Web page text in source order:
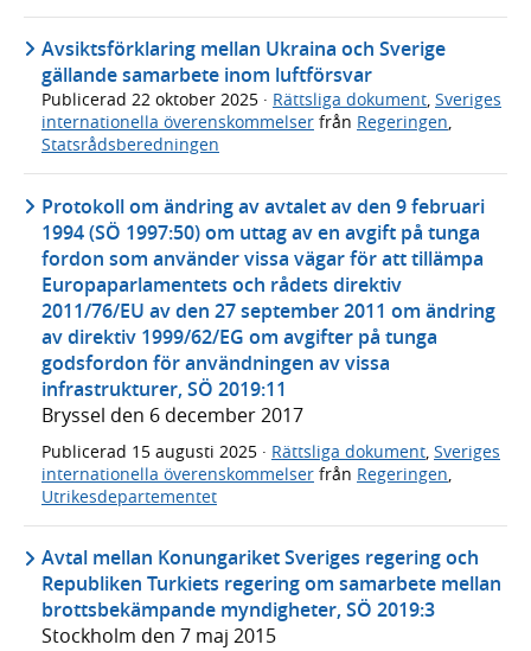
Avsiktsförklaring mellan Ukraina och Sverige
gällande samarbete inom luftförsvar
Publicerad 22 oktober 2025 · Rättsliga dokument, Sveriges
internationella överenskommelser från Regeringen,
Statsrådsberedningen
Protokoll om ändring av avtalet av den 9 februari
1994 (SÖ 1997:50) om uttag av en avgift på tunga
fordon som använder vissa vägar för att tillämpa
Europaparlamentets och rådets direktiv
2011/76/EU av den 27 september 2011 om ändring
av direktiv 1999/62/EG om avgifter på tunga
godsfordon för användningen av vissa
infrastrukturer, SÖ 2019:11
Bryssel den 6 december 2017
Publicerad 15 augusti 2025 · Rättsliga dokument Sveriges
internationella överenskommelser från Regeringen
Utrikesdepartementet
Avtal mellan Konungariket Sveriges regering och
Republiken Turkiets regering om samarbete mellan
brottsbekämpande myndigheter, SÖ 2019:3
Stockholm den 7 maj 2015